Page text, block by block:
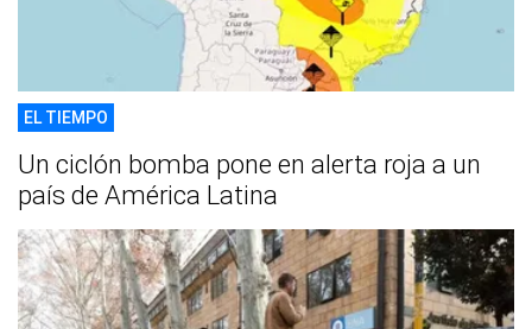
EL TIEMPO
Un ciclón bomba pone en alerta roja a un
país de América Latina